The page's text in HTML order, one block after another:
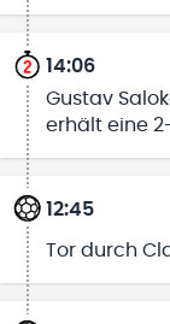
14:06
Gustav
erhält eine
12:45
Tor durch